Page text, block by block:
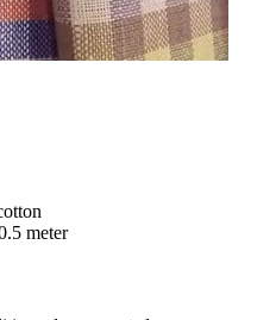
meter